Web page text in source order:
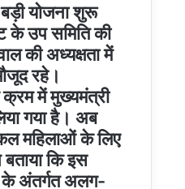
योजना शुरू
के उप समिति की
की अध्यक्षता में
रहे।
में मुख्यमंत्री
गया है। अब
महिलाओं के लिए
कि इस
के अंतर्गत अलग-